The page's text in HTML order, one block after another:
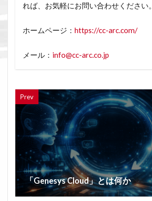
れば、お気軽にお問い合わせください。
ホームページ： https://cc-arc.com/
メール： info@cc-arc.co.jp
Prev
「Genesys Cloud」とは何か